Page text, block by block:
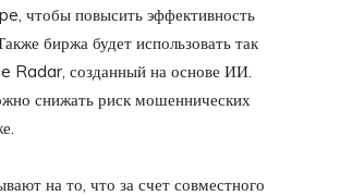
чтобы повысить эффективность
биржа будет использовать так
Radar, созданный на основе ИИ.
снижать риск мошеннических
на то, что за счет совместного